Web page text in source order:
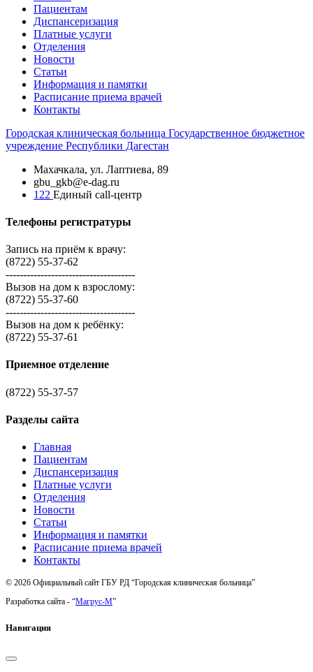
Пациентам
Диспансеризация
Платные услуги
Отделения
Новости
Статьи
Информация и памятки
Расписание приема врачей
Контакты
Городская клиническая больница Государственное бюджетное
учреждение Республики Дагестан
Махачкала, ​ул. Лаптиева, 89
gbu_gkb@e-dag.ru
122 Единый call-центр
Телефоны регистратуры
Запись на приём к врачу:
(8722) 55-37-62
-------------------------------------
Вызов на дом к взрослому:
(8722) 55-37-60
-------------------------------------
Вызов на дом к ребёнку:
(8722) 55-37-61
Приемное отделение
(8722) 55-37-57
Разделы сайта
Главная
Пациентам
Диспансеризация
Платные услуги
Отделения
Новости
Статьи
Информация и памятки
Расписание приема врачей
Контакты
© 2026 Официальный сайт ГБУ РД “Городская клиническая больница”
Разработка сайта - “Магрус-М”
Навигация